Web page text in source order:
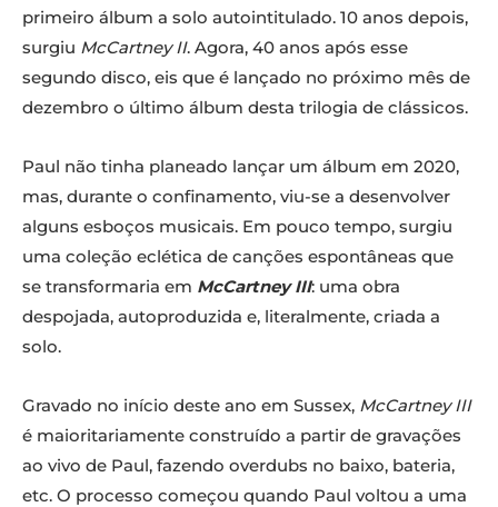
primeiro álbum a solo autointitulado. 10 anos depois,
surgiu McCartney II. Agora, 40 anos após esse
segundo disco, eis que é lançado no próximo mês de
dezembro o último álbum desta trilogia de clássicos.
Paul não tinha planeado lançar um álbum em 2020,
mas, durante o confinamento, viu-se a desenvolver
alguns esboços musicais. Em pouco tempo, surgiu
uma coleção eclética de canções espontâneas que
se transformaria em McCartney III: uma obra
despojada, autoproduzida e, literalmente, criada a
solo.
Gravado no início deste ano em Sussex, McCartney III
é maioritariamente construído a partir de gravações
ao vivo de Paul, fazendo overdubs no baixo, bateria,
etc. O processo começou quando Paul voltou a uma